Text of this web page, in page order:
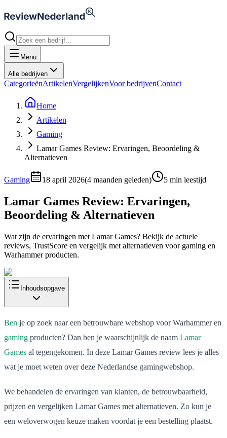
Menu
Alle bedrijven
CategorieënArtikelenVergelijkenVoor bedrijvenContact
Home
Artikelen
Gaming
Lamar Games Review: Ervaringen, Beoordeling &
Alternatieven
Gaming 18 april 2026(4 maanden geleden) 5 min leestijd
Lamar Games Review: Ervaringen,
Beoordeling & Alternatieven
Wat zijn de ervaringen met Lamar Games? Bekijk de actuele
reviews, TrustScore en vergelijk met alternatieven voor gaming en
Warhammer producten.
Inhoudsopgave
Ben je op zoek naar een betrouwbare webshop voor Warhammer en
gaming producten? Dan ben je waarschijnlijk de naam Lamar
Games al tegengekomen. In deze Lamar Games review lees je alles
wat je moet weten over deze Nederlandse gamingwebshop.
We behandelen de ervaringen van klanten, de betrouwbaarheid,
prijzen en vergelijken Lamar Games met alternatieven. Zo kun je
een weloverwogen keuze maken voordat je een bestelling plaatst.